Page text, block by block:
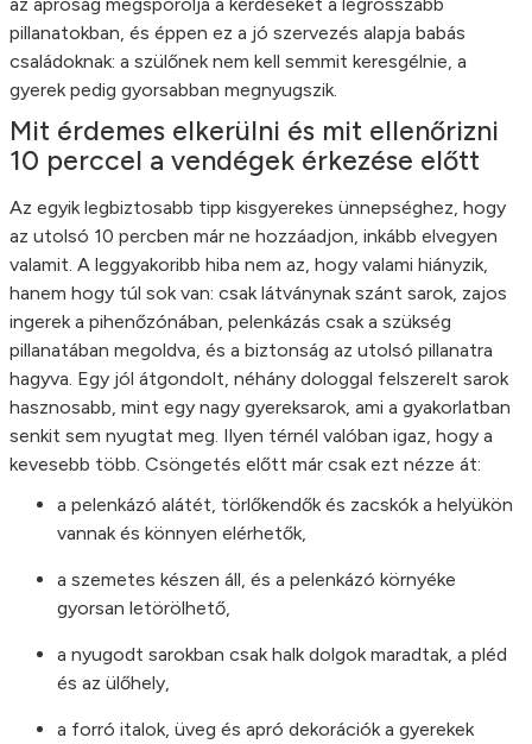
pillanatokban, és éppen ez a jó szervezés alapja babás
családoknak: a szülőnek nem kell semmit keresgélnie, a
gyerek pedig gyorsabban megnyugszik.
Mit érdemes elkerülni és mit ellenőrizni
10 perccel a vendégek érkezése előtt
Az egyik legbiztosabb tipp kisgyerekes ünnepséghez, hogy
az utolsó 10 percben már ne hozzáadjon, inkább elvegyen
valamit. A leggyakoribb hiba nem az, hogy valami hiányzik,
hanem hogy túl sok van: csak látványnak szánt sarok, zajos
ingerek a pihenőzónában, pelenkázás csak a szükség
pillanatában megoldva, és a biztonság az utolsó pillanatra
hagyva. Egy jól átgondolt, néhány dologgal felszerelt sarok
hasznosabb, mint egy nagy gyereksarok, ami a gyakorlatban
senkit sem nyugtat meg. Ilyen térnél valóban igaz, hogy a
kevesebb több. Csöngetés előtt már csak ezt nézze át:
a pelenkázó alátét, törlőkendők és zacskók a helyükön
vannak és könnyen elérhetők,
a szemetes készen áll, és a pelenkázó környéke
gyorsan letörölhető,
a nyugodt sarokban csak halk dolgok maradtak, a pléd
és az ülőhely,
a forró italok, üveg és apró dekorációk a gyerekek